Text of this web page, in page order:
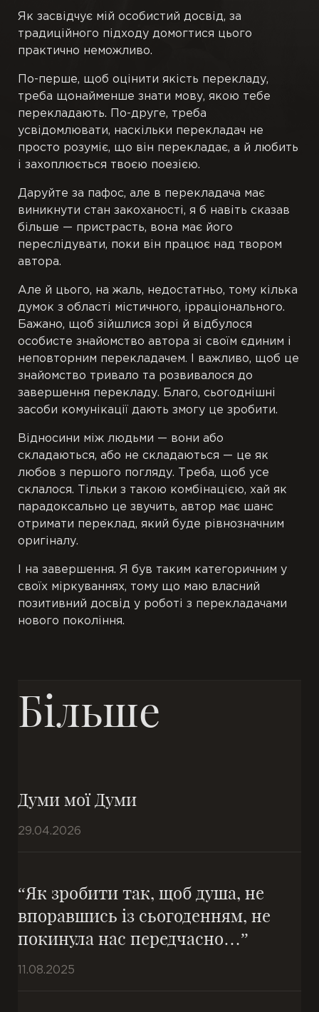
Підрядкові
Ілюстрації
Публікації
Книги
Як засвідчує мій особистий досвід, за
традиційного підходу домогтися цього
практично неможливо.
По-перше, щоб оцінити якість перекладу,
треба щонайменше знати мову, якою тебе
перекладають. По-друге, треба
усвідомлювати, наскільки перекладач не
просто розуміє, що він перекладає, а й любить
і захоплюється твоєю поезією.
Даруйте за пафос, але в перекладача має
виникнути стан закоханості, я б навіть сказав
більше — пристрасть, вона має його
переслідувати, поки він працює над твором
автора.
Але й цього, на жаль, недостатньо, тому кілька
думок з області містичного, ірраціонального.
Бажано, щоб зійшлися зорі й відбулося
особисте знайомство автора зі своїм єдиним і
неповторним перекладачем. І важливо, щоб це
знайомство тривало та розвивалося до
завершення перекладу. Благо, сьогоднішні
засоби комунікації дають змогу це зробити.
Відносини між людьми — вони або
складаються, або не складаються — це як
любов з першого погляду. Треба, щоб усе
склалося. Тільки з такою комбінацією, хай як
парадоксально це звучить, автор має шанс
отримати переклад, який буде рівнозначним
оригіналу.
І на завершення. Я був таким категоричним у
своїх міркуваннях, тому що маю власний
позитивний досвід у роботі з перекладачами
нового покоління.
Більше
Думи мої Думи
29.04.2026
“Як зробити так, щоб душа, не
впоравшись із сьогоденням, не
покинула нас передчасно…”
11.08.2025